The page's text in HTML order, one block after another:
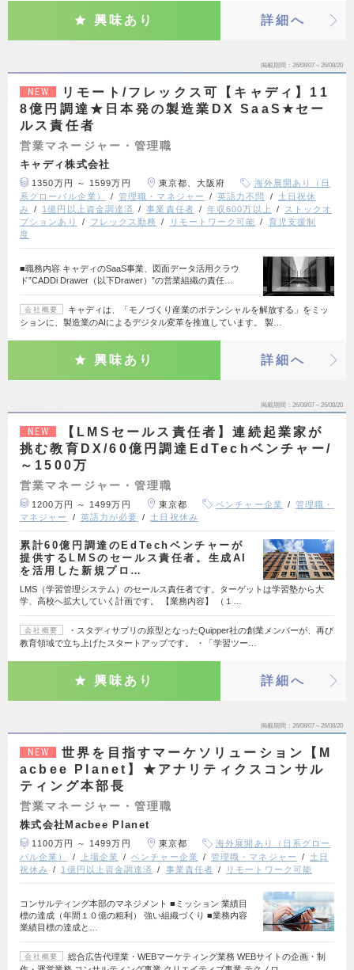
興味あり 詳細へ
掲載期間 26/08/07～26/08/20
NEW
リモート/フレックス可【キャディ】11
8億円調達★日本発の製造業DX SaaS★セー
ルス責任者
営業マネージャー・管理職
キャディ株式会社
1350万円 ～ 1599万円 東京都、大阪府
海外展開あり（日
系グローバル企業）
管理職・マネジャー 英語力不問
土日祝休
み
1億円以上資金調達済 事業責任者 年収600万以上
ストックオ
プションあり
フレックス勤務 リモートワーク可能
育児支援制
度
■職務内容 キャディのSaaS事業、図面データ活用クラウ
ド”CADDi Drawer（以下Drawer）”の営業組織の責任…
会社概要
キャディは、「モノづくり産業のポテンシャルを解放する」をミッ
ションに、製造業のAIによるデジタル変革を推進しています。 製…
興味あり 詳細へ
掲載期間 26/08/07～26/08/20
NEW
【LMSセールス責任者】連続起業家が
挑む教育DX/60億円調達EdTechベンチャー/
～1500万
営業マネージャー・管理職
1200万円 ～ 1499万円 東京都 ベンチャー企業
管理職・
マネジャー
英語力が必要 土日祝休み
累計60億円調達のEdTechベンチャーが
提供するLMSのセールス責任者。生成AI
を活用した新規プロ…
LMS（学習管理システム）のセールス責任者です。ターゲットは学習塾から大
学、高校へ拡大していく計画です。 【業務内容】 （１…
会社概要
・スタディサプリの原型となったQuipper社の創業メンバーが、再び
教育領域で立ち上げたスタートアップです。 ・「学習ツー…
興味あり 詳細へ
掲載期間 26/08/07～26/08/20
NEW
世界を目指すマーケソリューション【M
acbee Planet】★アナリティクスコンサル
ティング本部長
営業マネージャー・管理職
株式会社Macbee Planet
1100万円 ～ 1499万円 東京都
海外展開あり（日系グロー
バル企業）
上場企業 ベンチャー企業 管理職・マネジャー
土日
祝休み
1億円以上資金調達済 事業責任者 リモートワーク可能
コンサルティング本部のマネジメント ■ミッション 業績目
標の達成（年間１０億の粗利） 強い組織づくり ■業務内容
業績目標の達成と…
会社概要
総合広告代理業・WEBマーケティング業務 WEBサイトの企画・制